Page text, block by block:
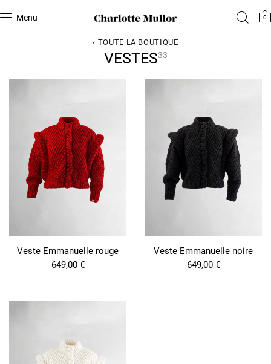
Menu 0
‹ TOUTE LA BOUTIQUE
VESTES33
Veste Emmanuelle rouge
649,00 €
Veste Emmanuelle noire
649,00 €